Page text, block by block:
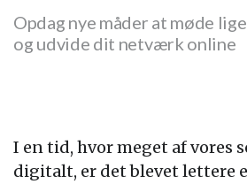
Opdag nye måder at møde
og udvide dit netværk online
I en tid, hvor meget af vores
digitalt, er det blevet lettere